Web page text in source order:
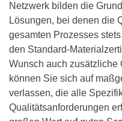
Netzwerk bilden die
Lösungen, bei denen die
gesamten Prozesses
den Standard-
Wunsch auch zusätzliche
können Sie sich auf
verlassen, die alle
Qualitätsanforderungen